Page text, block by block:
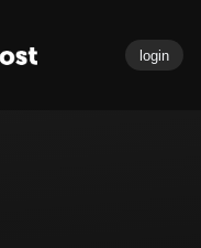
login